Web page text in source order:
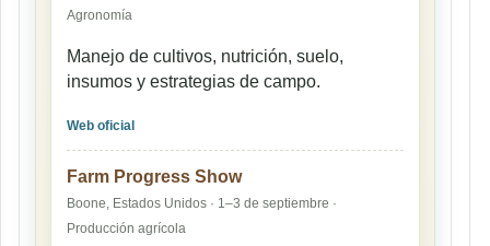
Agronomía
Manejo de cultivos, nutrición, suelo,
insumos y estrategias de campo.
Web oficial
Farm Progress Show
Boone, Estados Unidos · 1–3 de septiembre ·
Producción agrícola